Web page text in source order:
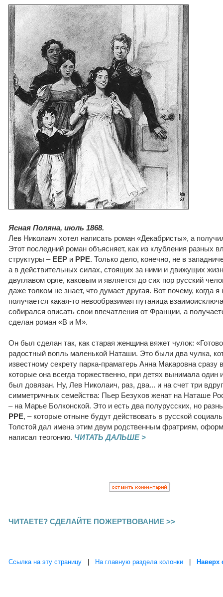
Ясная Поляна, июль 1868.
Лев Николаич хотел написать роман «Декабристы», а
Этот последний роман объясняет, как из клубления разных
структуры – ЕЕР и РРЕ. Только дело, конечно, не в
а в действительных силах, стоящих за ними и движущих
двуглавом орле, каковым и является до сих пор русский
даже толком не знает, что думает другая. Вот почему, когда
получается какая-то невообразимая путаница
собирался описать свои впечатления от Франции, а
сделан роман «В и М».
Он был сделан так, как старая женщина вяжет чулок:
радостный вопль маленькой Наташи. Это были два чулка,
известному секрету парка-праматерь Анна Макаровна сразу
которые она всегда торжественно, при детях вынимала один
был довязан. Ну, Лев Николаич, раз, два... и на счет три
симметричных семейства: Пьер Безухов женат на Наташе
– на Марье Болконской. Это и есть два полурусских, но
РРЕ, – которые отныне будут действовать в русской
Толстой дал имена этим двум родственным фратриям,
написал теогонию. ЧИТАТЬ ДАЛЬШЕ >
ЧИТАЕТЕ? СДЕЛАЙТЕ ПОЖЕРТВОВАНИЕ >>
Ссылка на эту страницу На главную раздела колонки Наверх